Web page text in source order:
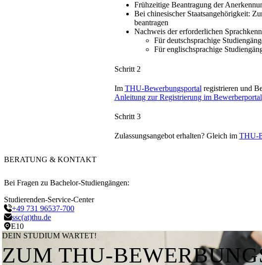
Frühzeitige Beantragung der
Bei chinesischer Staatsangehörigkeit:
beantragen
Nachweis der erforderlichen
Für deutschsprachige
Für englischsprachige
Schritt 2
Im THU-Bewerbungsportal registrieren und
Anleitung zur Registrierung im Bewerberportal
Schritt 3
Zulassungsangebot erhalten? Gleich im THU-
BERATUNG & KONTAKT
Bei Fragen zu Bachelor-Studiengängen:
Studierenden-Service-Center
+49 731 96537-700
ssc(at)thu.de
E10
DEIN STUDIUM WARTET!
ZUM THU-